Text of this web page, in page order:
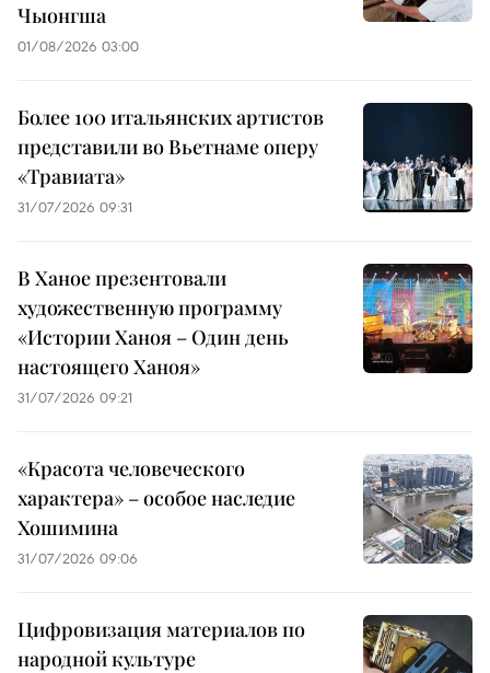
Чыонгша
01/08/2026 03:00
Более 100 итальянских артистов
представили во Вьетнаме оперу
«Травиата»
31/07/2026 09:31
В Ханое презентовали
художественную программу
«Истории Ханоя – Один день
настоящего Ханоя»
31/07/2026 09:21
«Красота человеческого
характера» – особое наследие
Хошимина
31/07/2026 09:06
Цифровизация материалов по
народной культуре